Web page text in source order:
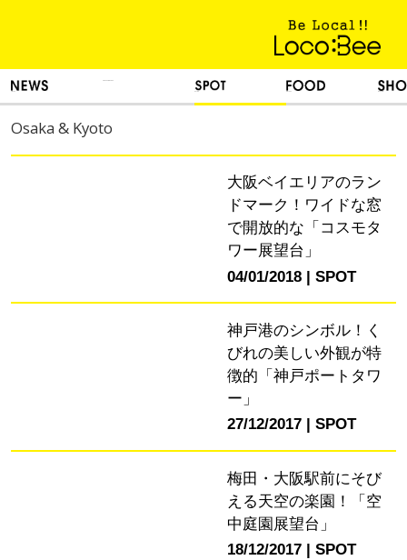
Osaka & Kyoto
大阪ベイエリアのラン
ドマーク！ワイドな窓
で開放的な「コスモタ
ワー展望台」
04/01/2018
SPOT
神戸港のシンボル！く
びれの美しい外観が特
徴的「神戸ポートタワ
ー」
27/12/2017
SPOT
梅田・大阪駅前にそび
える天空の楽園！「空
中庭園展望台」
18/12/2017
SPOT